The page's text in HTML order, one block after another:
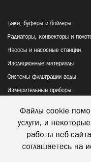
Файлы cookie
услуги, и
работы веб-
соглашаетесь на
Баки, буферы и бойлеры
Радиаторы, конвекторы и
Насосы и насосные станции
Изоляционные материалы
Системы фильтрации воды
Измерительные приборы
Відправка та повернення товару